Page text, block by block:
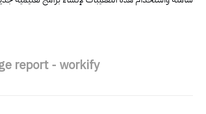
report - workify